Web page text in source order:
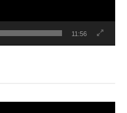
11:56